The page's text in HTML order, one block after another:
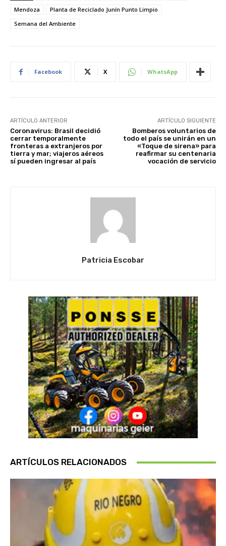
Mendoza
Planta de Reciclado Junín Punto Limpio
Semana del Ambiente
Facebook X WhatsApp
ARTÍCULO ANTERIOR
Coronavirus: Brasil decidió
cerrar temporalmente
fronteras a extranjeros por
tierra y mar; viajeros aéreos
sí pueden ingresar al país
ARTÍCULO SIGUIENTE
Bomberos voluntarios de
todo el país se unirán en un
«Toque de sirena» para
reafirmar su centenaria
vocación de servicio
Patricia Escobar
ARTÍCULOS RELACIONADOS